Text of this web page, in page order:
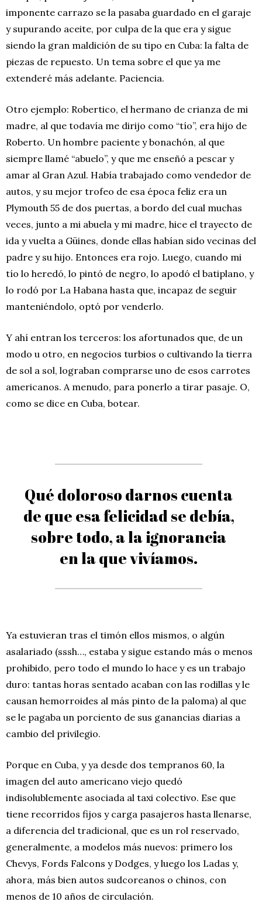
imponente carrazo se la pasaba guardado en el garaje
y supurando aceite, por culpa de la que era y sigue
siendo la gran maldición de su tipo en Cuba: la falta de
piezas de repuesto. Un tema sobre el que ya me
extenderé más adelante. Paciencia.
Otro ejemplo: Robertico, el hermano de crianza de mi
madre, al que todavía me dirijo como “tío”, era hijo de
Roberto. Un hombre paciente y bonachón, al que
siempre llamé “abuelo”, y que me enseñó a pescar y
amar al Gran Azul. Había trabajado como vendedor de
autos, y su mejor trofeo de esa época feliz era un
Plymouth 55 de dos puertas, a bordo del cual muchas
veces, junto a mi abuela y mi madre, hice el trayecto de
ida y vuelta a Güines, donde ellas habían sido vecinas del
padre y su hijo. Entonces era rojo. Luego, cuando mi
tío lo heredó, lo pintó de negro, lo apodó el batiplano, y
lo rodó por La Habana hasta que, incapaz de seguir
manteniéndolo, optó por venderlo.
Y ahí entran los terceros: los afortunados que, de un
modo u otro, en negocios turbios o cultivando la tierra
de sol a sol, lograban comprarse uno de esos carrotes
americanos. A menudo, para ponerlo a tirar pasaje. O,
como se dice en Cuba, botear.
Qué doloroso darnos cuenta
de que esa felicidad se debía,
sobre todo, a la ignorancia
en la que vivíamos.
Ya estuvieran tras el timón ellos mismos, o algún
asalariado (sssh…, estaba y sigue estando más o menos
prohibido, pero todo el mundo lo hace y es un trabajo
duro: tantas horas sentado acaban con las rodillas y le
causan hemorroides al más pinto de la paloma) al que
se le pagaba un porciento de sus ganancias diarias a
cambio del privilegio.
Porque en Cuba, y ya desde dos tempranos 60, la
imagen del auto americano viejo quedó
indisolublemente asociada al taxi colectivo. Ese que
tiene recorridos fijos y carga pasajeros hasta llenarse,
a diferencia del tradicional, que es un rol reservado,
generalmente, a modelos más nuevos: primero los
Chevys, Fords Falcons y Dodges, y luego los Ladas y,
ahora, más bien autos sudcoreanos o chinos, con
menos de 10 años de circulación.